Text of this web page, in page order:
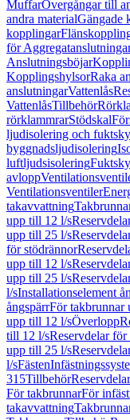
MuffarÖvergångar till
andra materialGängade
kopplingar
för
Anslutningsböjar
KopplingshylsorRaka
anslutningarVattenlås
VattenlåsTillbehör
rörklammrarStödskal
ljudisolering och
byggnadsljudisolering
luftljudsisolering
avlopp
Ventilationsventiler
takavvattning
upp till 12 l/s
upp till 25 l/s
för stödrännor
upp till 12 l/s
upp till 25 l/s
l/sInstallationselement
ångspärrFör takbrunnar
upp till 12 l/sÖverlopp
till 12 l/sReservdelar
upp till 25 l/s
l/sFästen
315Tillbehör
För takbrunnarFör
takavvattning